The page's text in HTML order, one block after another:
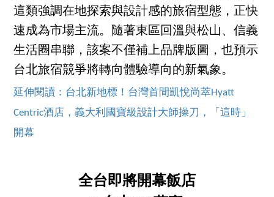
這類強調在地探索與設計感的旅宿型態，正快
速成為市場主流。隨著東區回溫與松山、信義
生活圈串聯，該案不僅補上品牌版圖，也預示
台北旅宿競爭將轉向體驗導向的新氣象。
延伸閱讀：台北新地標！台灣首間凱悅尚萃Hyatt
Centric酒店，義大利國寶級設計大師操刀，「這時」
開幕
全台即將開幕飯店